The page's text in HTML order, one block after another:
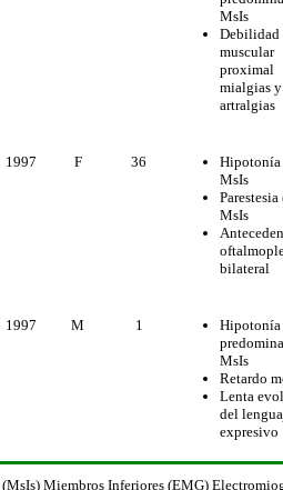
MsIs
Debilidad
muscular
proximal
mialgias y
artralgias
1997 F 36
Hipotonía
MsIs
Parestesia
MsIs
bilateral
1997 M 1
Hipotonía
MsIs
Retardo
Lenta
del
expresivo
Miembros Inferiores (EMG)